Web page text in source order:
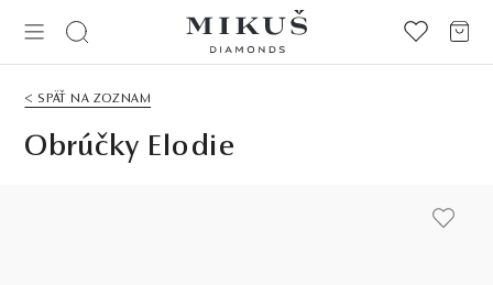
< SPÄŤ NA ZOZNAM
Obrúčky Elodie